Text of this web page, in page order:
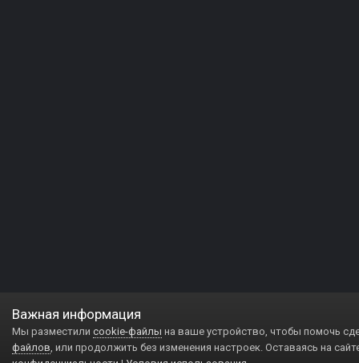
Важная информация
Мы разместили cookie-файлы на ваше устройство, чтобы помочь
файлов, или продолжить без изменения настроек. Оставаясь на